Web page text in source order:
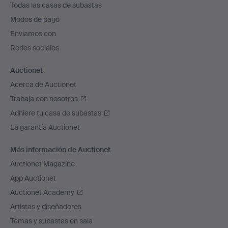
pie
de
página
Todas las casas de subastas
Modos de pago
Enviamos con
Redes sociales
Auctionet
Acerca de Auctionet
Trabaja con nosotros
Adhiere tu casa de subastas
La garantía Auctionet
Más información de Auctionet
Auctionet Magazine
App Auctionet
Auctionet Academy
Artistas y diseñadores
Temas y subastas en sala